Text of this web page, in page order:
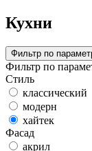
Кухни
Фильтр по
Фильтр по
Стиль
классический
модерн
хайтек
Фасад
акрил